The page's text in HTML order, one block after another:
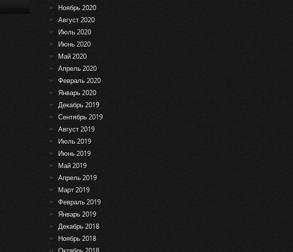
Ноябрь 2020
Август 2020
Июль 2020
Июнь 2020
Май 2020
Апрель 2020
Февраль 2020
Январь 2020
Декабрь 2019
Сентябрь 2019
Август 2019
Июль 2019
Июнь 2019
Май 2019
Апрель 2019
Март 2019
Февраль 2019
Январь 2019
Декабрь 2018
Ноябрь 2018